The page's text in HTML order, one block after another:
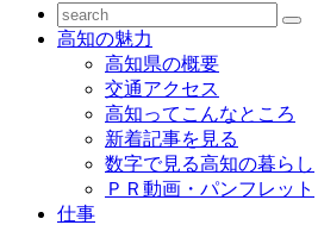
高知の魅力
高知県の概要
交通アクセス
高知ってこんなところ
新着記事を見る
数字で見る高知の暮らし
ＰＲ動画・パンフレット
仕事